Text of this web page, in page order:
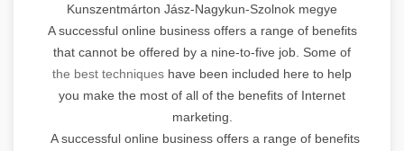
Kunszentmárton Jász-Nagykun-Szolnok megye
A successful online business offers a range of benefits
that cannot be offered by a nine-to-five job. Some of
the best techniques have been included here to help
you make the most of all of the benefits of Internet
marketing.
A successful online business offers a range of benefits